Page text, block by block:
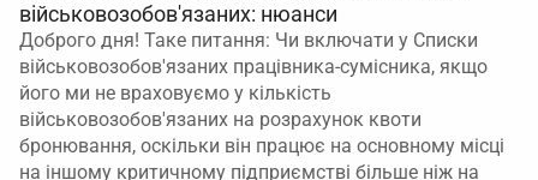
Надішліть пакет документів
рекомендованим листом з описом
вкладення та повідомленням про вручення.
Підсумовуючи, обидва листи складаються у
довільній формі як супровідні, з посиланням на
військовозобов'язаних: нюанси
Доброго дня! Таке питання: Чи включати у Списки
військовозобов'язаних працівника-сумісника, якщо
його ми не враховуємо у кількість
військовозобов'язаних на розрахунок квоти
бронювання, оскільки він працює на основному місці
на іншому критичному підприємстві більше ніж на